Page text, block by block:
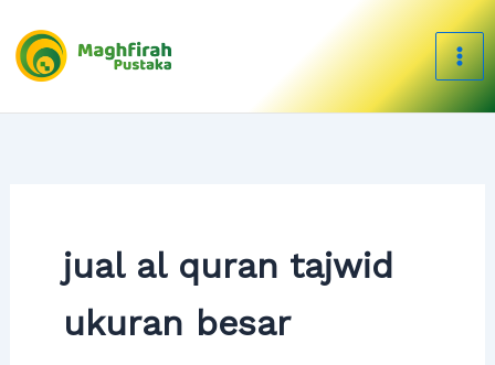
content
jual al quran tajwid
ukuran besar